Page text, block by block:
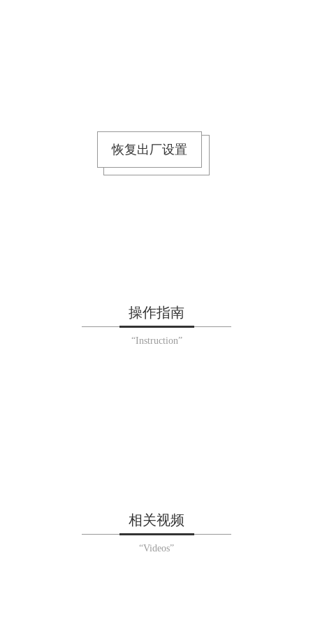
恢复出厂设置
操作指南
“Instruction”
相关视频
“Videos”